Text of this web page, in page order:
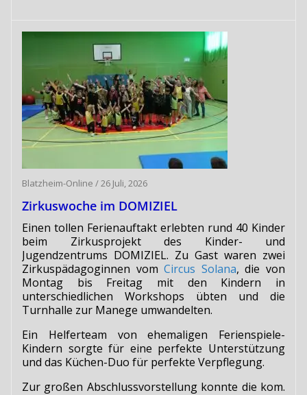
Blatzheim-Online /26 Juli, 2026
Zirkuswoche im DOMIZIEL
Einen tollen Ferienauftakt erlebten rund 40 Kinder
beim Zirkusprojekt des Kinder- und
Jugendzentrums DOMIZIEL. Zu Gast waren zwei
Zirkuspädagoginnen vomCircus Solana, die von
Montag bis Freitag mit den Kindern in
unterschiedlichen Workshops übten und die
Turnhalle zur Manege umwandelten.
Ein Helferteam von ehemaligen Ferienspiele-
Kindern sorgte für eine perfekte Unterstützung
und das Küchen-Duo für perfekte Verpflegung.
Zur großen Abschlussvorstellung konnte die kom.